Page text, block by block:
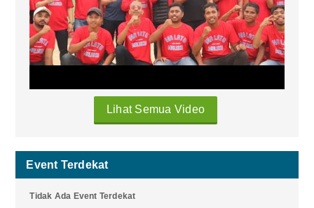
Lihat Semua Video
Event Terdekat
Tidak Ada Event Terdekat